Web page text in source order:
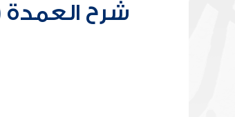
شرح العمدة